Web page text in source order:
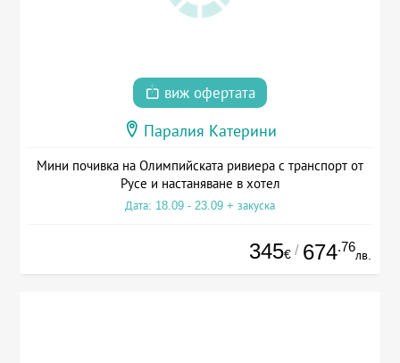
виж офертата
Паралия Катерини
Мини почивка на Олимпийската ривиера с транспорт от
Русе и настаняване в хотел
Дата: 18.09 - 23.09 + закуска
345€ / 674.76
лв.